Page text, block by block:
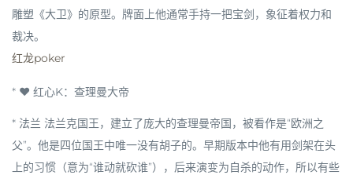
雕塑《大卫》的原型。牌面上他通常手持一把宝剑，象征着权力和
裁决。
红龙poker
* ♥ 红心K： 查理曼大帝
* 法兰 法兰克国王，建立了庞大的查理曼帝国，被看作是“欧洲之
父”。他是四位国王中唯一没有胡子的。早期版本中他有用剑架在头
上的习惯（意为“谁动就砍谁”），后来演变为自杀的动作，所以有些